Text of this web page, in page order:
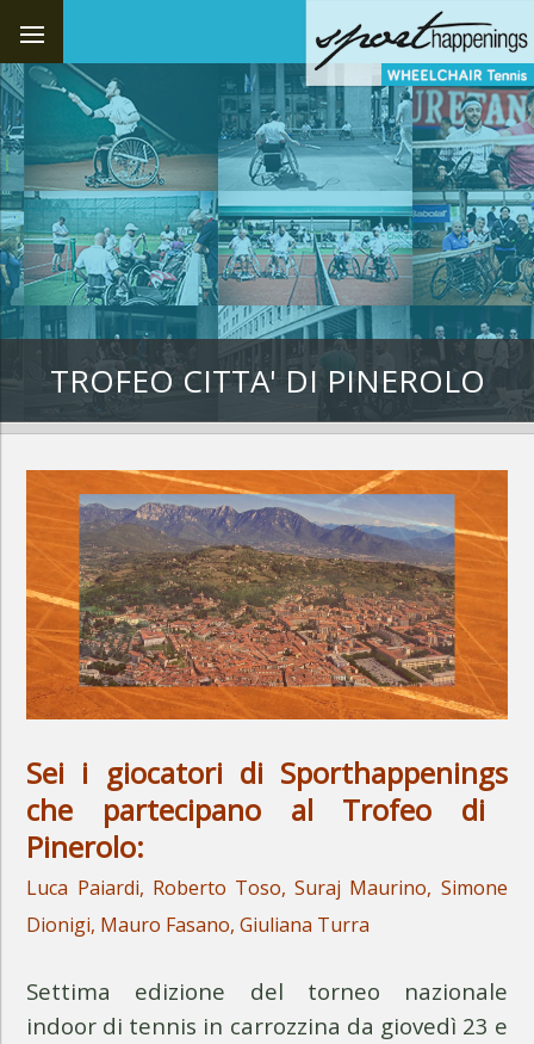
TROFEO CITTA' DI PINEROLO
Sei i giocatori di Sporthappenings
che partecipano al Trofeo di
Pinerolo:
Luca Paiardi, Roberto Toso, Suraj Maurino, Simone
Dionigi, Mauro Fasano, Giuliana Turra
Settima edizione del torneo nazionale
indoor di tennis in carrozzina da giovedì 23 e